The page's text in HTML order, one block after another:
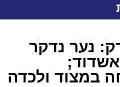
נער נדקר
במצוד ולכדה